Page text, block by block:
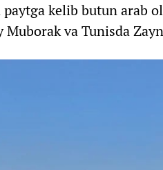
paytga kelib butun arab
va Tunisda